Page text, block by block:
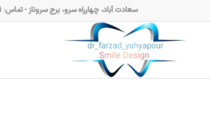
سعادت آباد، چهارراه سرو، برج سروناز - تماس: ۲۲۳۵۹۶۶۱